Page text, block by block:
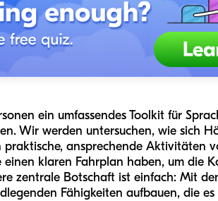
ein umfassendes Toolkit für
Wir werden untersuchen, wie sich
ansprechende Aktivitäten
einen klaren Fahrplan haben, um die
zentrale Botschaft ist einfach: Mit
Fähigkeiten aufbauen, die